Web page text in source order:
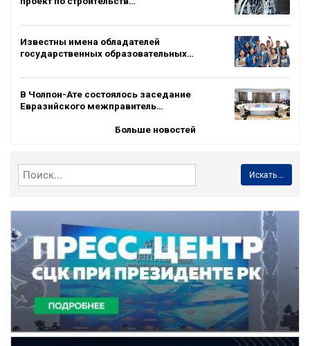
Известны имена обладателей
государственных образовательных…
В Чолпон-Ате состоялось заседание
Евразийского межправитель…
Больше новостей
Искать...